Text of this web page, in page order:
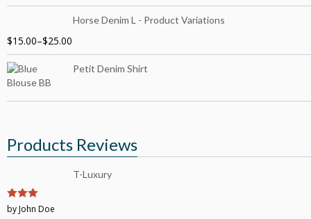
Horse Denim L - Product Variations
$15.00–$25.00
Petit Denim Shirt
Products Reviews
T-Luxury
3out of
by John Doe